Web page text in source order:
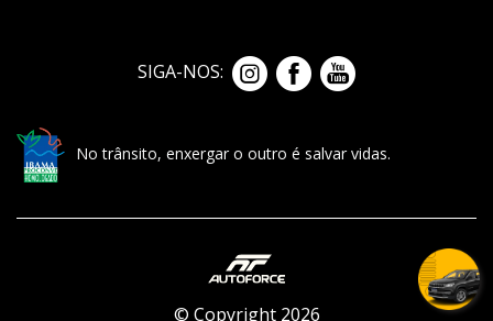
SIGA-NOS:
No trânsito, enxergar o outro é salvar vidas.
© Copyright 2026